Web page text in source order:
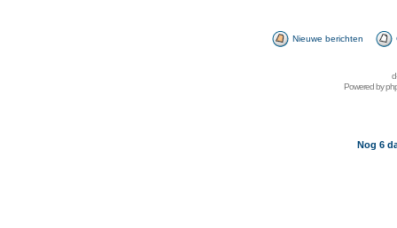
Nieuwe berichten
Powered by
Nog 6